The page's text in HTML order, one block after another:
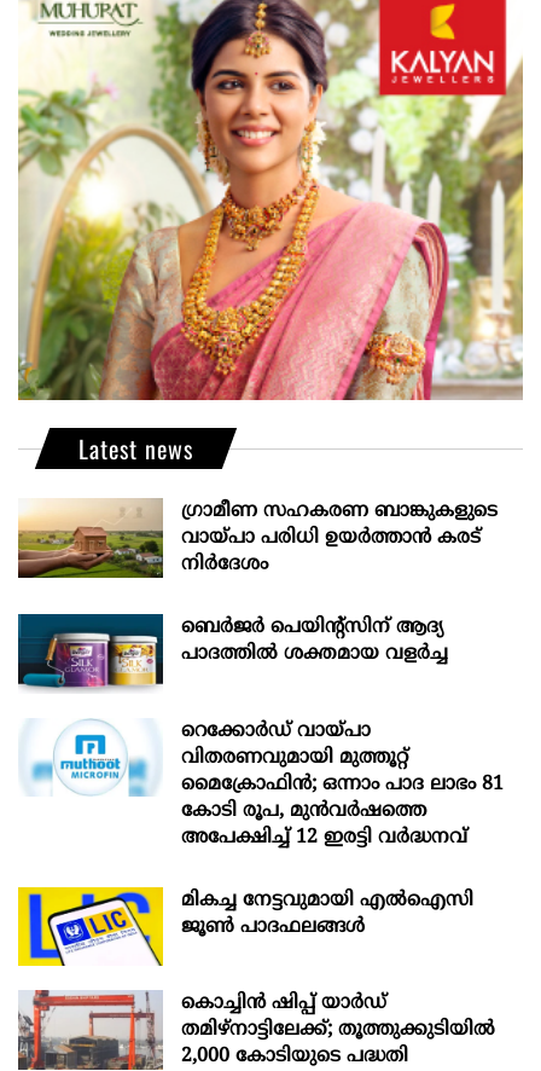
Latest news
ഗ്രാമീണ സഹകരണ ബാങ്കുകളുടെ
വായ്പാ പരിധി ഉയർത്താൻ കരട്
നിർദേശം
ബെർജർ പെയിന്റ്സിന് ആദ്യ
പാദത്തിൽ ശക്തമായ വളർച്ച
റെക്കോർഡ് വായ്പാ
വിതരണവുമായി മുത്തൂറ്റ്
മൈക്രോഫിൻ; ഒന്നാം പാദ ലാഭം 81
കോടി രൂപ, മുൻവർഷത്തെ
അപേക്ഷിച്ച് 12 ഇരട്ടി വർദ്ധനവ്
മികച്ച നേട്ടവുമായി എൽഐസി
ജൂൺ പാദഫലങ്ങൾ
കൊച്ചിന്‍ ഷിപ്പ് യാർഡ്
തമിഴ്നാട്ടിലേക്ക്; തൂത്തുക്കുടിയിൽ
2,000 കോടിയുടെ പദ്ധതി